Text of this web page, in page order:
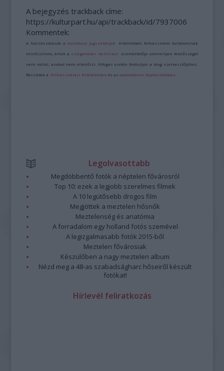
A bejegyzés trackback címe:
https://kulturpart.hu/api/trackback/id/7937006
Kommentek:
A hozzászólások avonatkozó jogszabályok értelmében felhasználói tartalomnak
minősülnek, értük a szolgáltatás technikai üzemeltetője semmilyen felelősséget
nem vállal, azokat nem ellenőrzi. Kifogás esetén forduljon a blog szerkesztőjéhez.
Részletek a Felhasználási feltételekben és azadatvédelmi tájékoztatóban
Legolvasottabb
Megdöbbentő fotók a néptelen fővárosról
Top 10: ezek a legjobb szerelmes filmek
A 10 legütősebb drogos film
Megjöttek a meztelen hősnők
Meztelenség és anatómia
A forradalom egy holland fotós szemével
A legizgalmasabb fotók 2015-ből
Meztelen fővárosiak
Készülőben a nagy meztelen album
Nézd meg a 48-as szabadságharc hőseiről készült
fotókat!
Hírlevél feliratkozás